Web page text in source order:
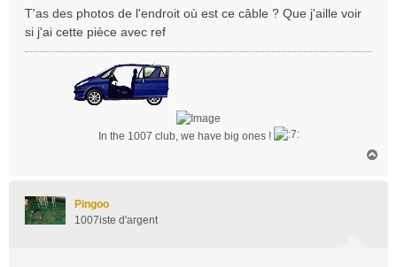
a
g
T'as des photos de l'endroit où est ce câble ? Que j'aille voir
si j'ai cette pièce avec ref
In the 1007 club, we have big ones !
Pingoo
1007iste d'argent